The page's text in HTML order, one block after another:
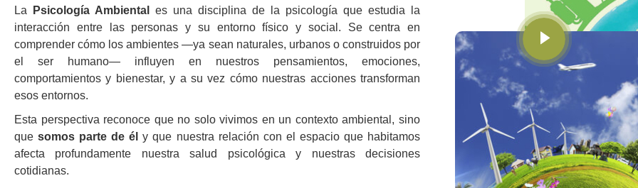
La Psicología Ambiental
es una disciplina de la psicología que estudia la
interacción entre las personas y su entorno físico y social. Se centra en
comprender cómo los ambientes —ya sean naturales, urbanos o construidos por
el ser humano— influyen en nuestros pensamientos, emociones,
comportamientos y bienestar, y a su vez cómo nuestras acciones transforman
esos entornos.
Esta perspectiva reconoce que no solo vivimos en un contexto ambiental, sino
quesomos parte de él y que nuestra relación con el espacio que habitamos
afecta profundamente nuestra salud psicológica y nuestras decisiones
cotidianas.